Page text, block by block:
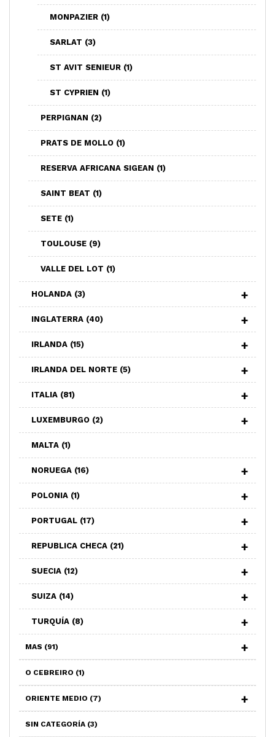
MONPAZIER (1)
SARLAT (3)
ST AVIT SENIEUR (1)
ST CYPRIEN (1)
PERPIGNAN (2)
PRATS DE MOLLO (1)
RESERVA AFRICANA SIGEAN (1)
SAINT BEAT (1)
SETE (1)
TOULOUSE (9)
VALLE DEL LOT (1)
HOLANDA (3)
INGLATERRA (40)
IRLANDA (15)
IRLANDA DEL NORTE (5)
ITALIA (81)
LUXEMBURGO (2)
MALTA (1)
NORUEGA (16)
POLONIA (1)
PORTUGAL (17)
REPUBLICA CHECA (21)
SUECIA (12)
SUIZA (14)
TURQUÍA (8)
MAS (91)
O CEBREIRO (1)
ORIENTE MEDIO (7)
SIN CATEGORÍA (3)